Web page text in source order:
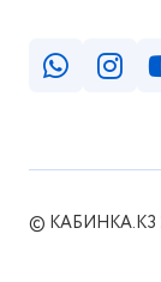
© КАБИНКА.КЗ